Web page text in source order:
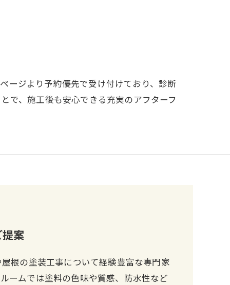
ージより予約優先で受け付けており、診断
で、施工後も安心できる充実のアフターフ
案
根の塗装工事について経験豊富な専門家
ームでは塗料の色味や質感、防水性など